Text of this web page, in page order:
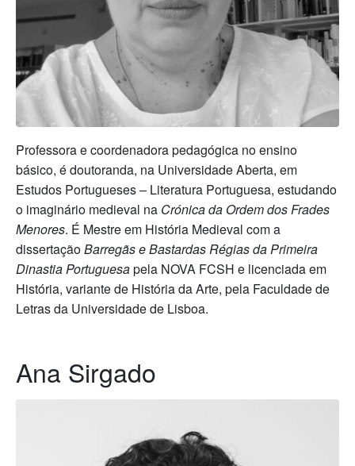
Professora e coordenadora pedagógica no ensino
básico, é doutoranda, na Universidade Aberta, em
Estudos Portugueses – Literatura Portuguesa, estudando
o imaginário medieval na Crónica da Ordem dos Frades
Menores. É Mestre em História Medieval com a
dissertaçãoBarregãs e Bastardas Régias da Primeira
Dinastia Portuguesapela NOVA FCSH e licenciada em
História, variante de História da Arte, pela Faculdade de
Letras da Universidade de Lisboa.
Ana Sirgado